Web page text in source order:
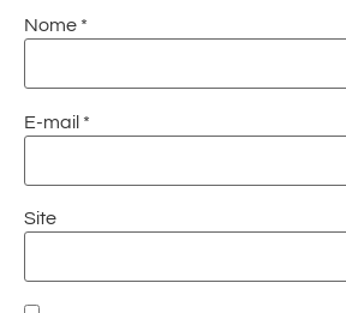
Nome *
E-mail *
Site